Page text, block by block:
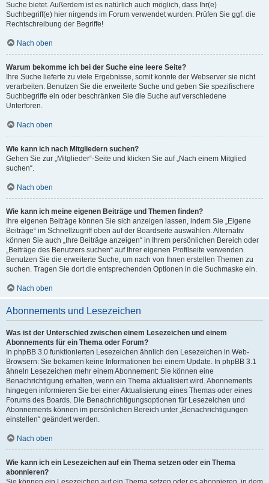
Suche bietet. Außerdem ist es natürlich auch möglich, dass Ihr(e)
Suchbegriff(e) hier nirgends im Forum verwendet wurden. Prüfen Sie ggf. die
Rechtschreibung der Begriffe!
Nach oben
Warum bekomme ich bei der Suche eine leere Seite?
Ihre Suche lieferte zu viele Ergebnisse, somit konnte der Webserver sie nicht
verarbeiten. Benutzen Sie die erweiterte Suche und geben Sie spezifischere
Suchbegriffe ein oder beschränken Sie die Suche auf verschiedene
Unterforen.
Nach oben
Wie kann ich nach Mitgliedern suchen?
Gehen Sie zur „Mitglieder“-Seite und klicken Sie auf „Nach einem Mitglied
suchen“.
Nach oben
Wie kann ich meine eigenen Beiträge und Themen finden?
Ihre eigenen Beiträge können Sie sich anzeigen lassen, indem Sie „Eigene
Beiträge“ im Schnellzugriff oben auf der Boardseite auswählen. Alternativ
können Sie auch „Ihre Beiträge anzeigen“ in Ihrem persönlichen Bereich oder
„Beiträge des Benutzers suchen“ auf Ihrer eigenen Profilseite verwenden.
Benutzen Sie die erweiterte Suche, um nach von Ihnen erstellen Themen zu
suchen. Tragen Sie dort die entsprechenden Optionen in die Suchmaske ein.
Nach oben
Abonnements und Lesezeichen
Was ist der Unterschied zwischen einem Lesezeichen und einem
Abonnements für ein Thema oder Forum?
In phpBB 3.0 funktionierten Lesezeichen ähnlich den Lesezeichen in Web-
Browsern: Sie bekamen keine Informationen bei einem Update. In phpBB 3.1
ähneln Lesezeichen mehr einem Abonnement: Sie können eine
Benachrichtigung erhalten, wenn ein Thema aktualisiert wird. Abonnements
hingegen informieren Sie bei einer Aktualisierung eines Themas oder eines
Forums des Boards. Die Benachrichtigungsoptionen für Lesezeichen und
Abonnements können im persönlichen Bereich unter „Benachrichtigungen
einstellen“ geändert werden.
Nach oben
Wie kann ich ein Lesezeichen auf ein Thema setzen oder ein Thema
abonnieren?